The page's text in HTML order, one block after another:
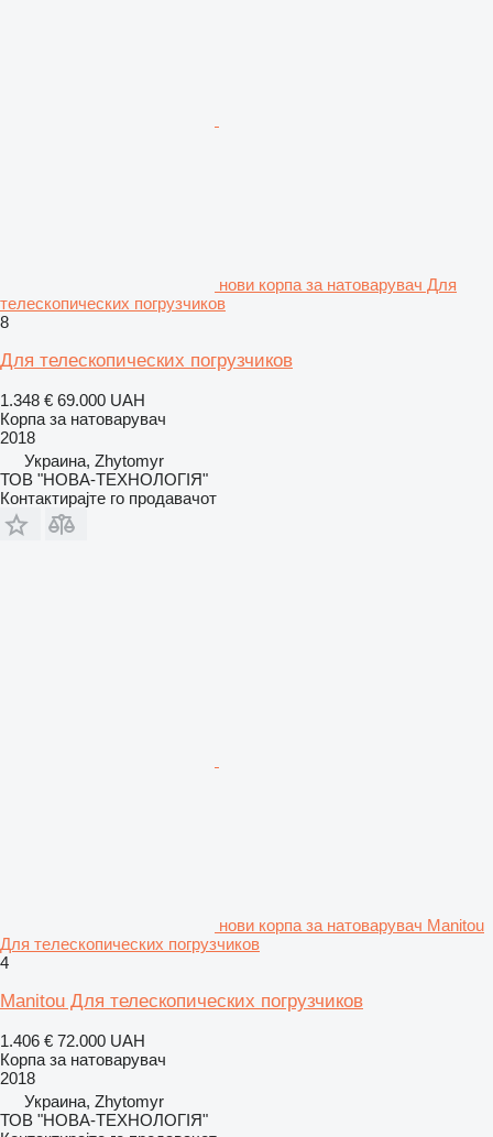
нови корпа за натоварувач Для
телескопических погрузчиков
8
Для телескопических погрузчиков
1.348 € 69.000 UAH
Корпа за натоварувач
2018
Украина, Zhytomyr
ТОВ "НОВА-ТЕХНОЛОГІЯ"
Контактирајте го продавачот
нови корпа за натоварувач Manitou
Для телескопических погрузчиков
4
Manitou Для телескопических погрузчиков
1.406 € 72.000 UAH
Корпа за натоварувач
2018
Украина, Zhytomyr
ТОВ "НОВА-ТЕХНОЛОГІЯ"